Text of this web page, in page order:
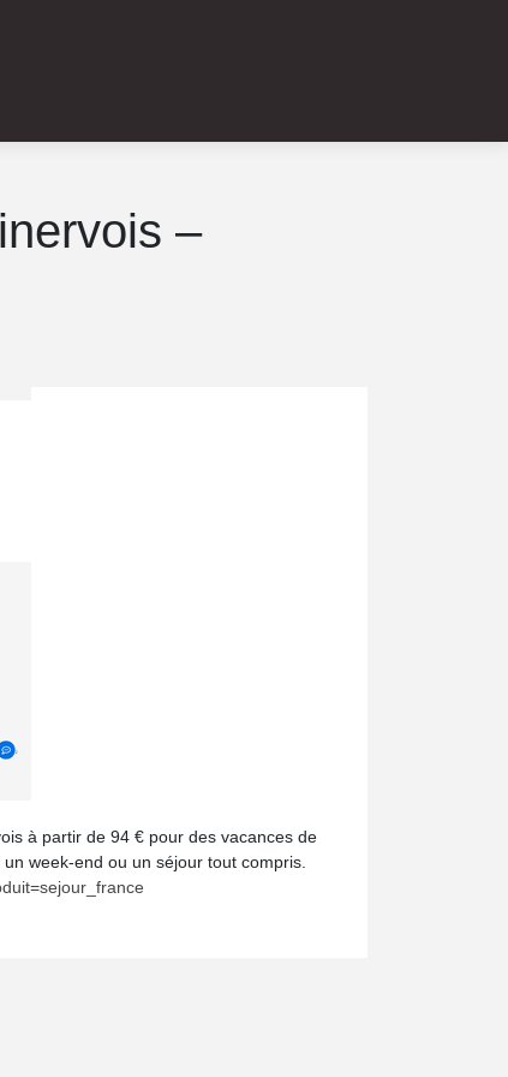
–
à partir de 94 € pour des vacances de
week-end ou un séjour tout compris.